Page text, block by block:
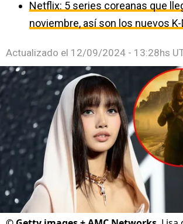
Netflix: 5 series coreanas que
noviembre, así son los nuevos
Actualizado el 12/09/2024 - 13:28hs